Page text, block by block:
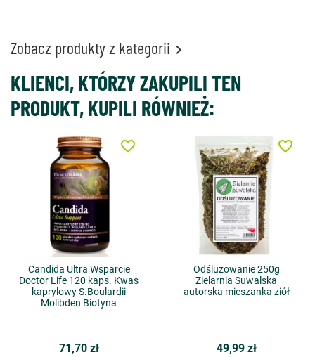
Zobacz produkty z kategorii 
KLIENCI, KTÓRZY ZAKUPILI TEN
PRODUKT, KUPILI RÓWNIEŻ:
Candida Ultra Wsparcie
Doctor Life 120 kaps. Kwas
kaprylowy S.Boulardii
Molibden Biotyna
71,70 zł
favorite_border
Odśluzowanie 250g
Zielarnia Suwalska
autorska mieszanka ziół
49,99 zł
favorite_border